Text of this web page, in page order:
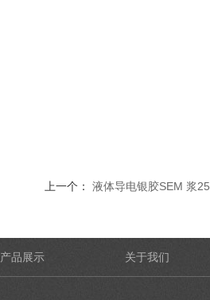
上一个： 液体导电银胶SEM 浆
产品展示 关于我们